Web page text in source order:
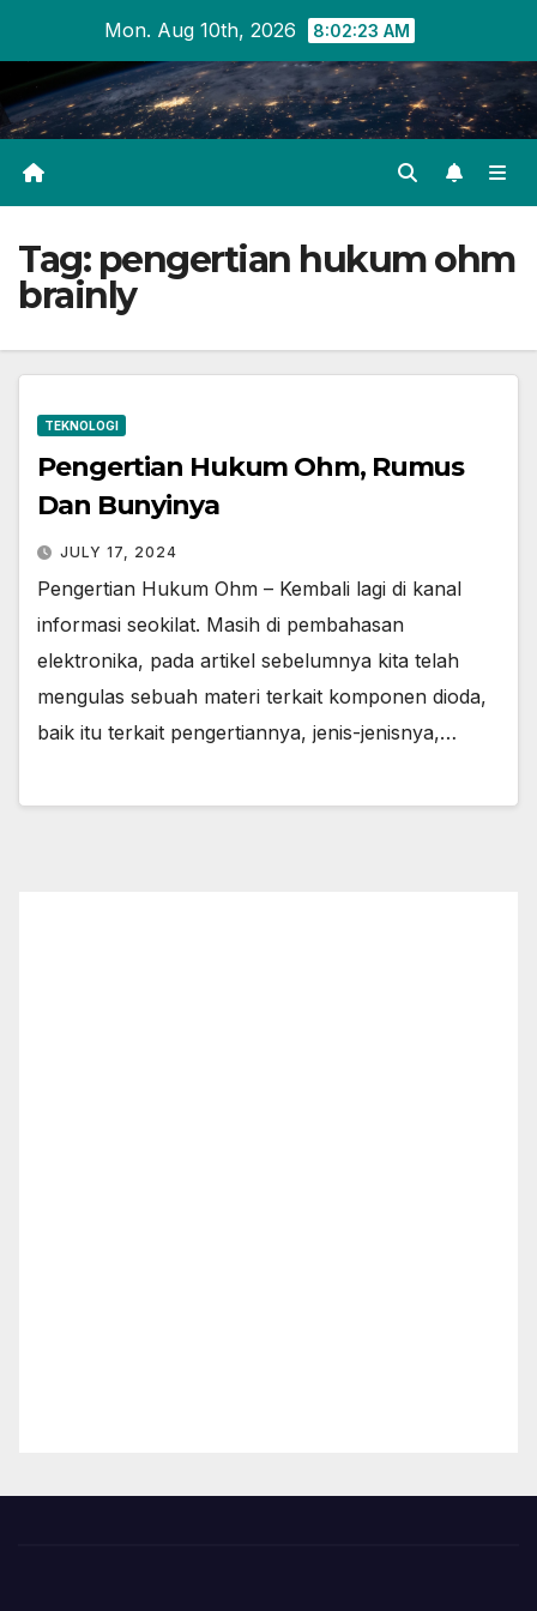
content
Mon. Aug 10th, 2026 8:02:23 AM
Tag: pengertian hukum ohm
brainly
TEKNOLOGI
Pengertian Hukum Ohm, Rumus
Dan Bunyinya
JULY 17, 2024
Pengertian Hukum Ohm – Kembali lagi di kanal
informasi seokilat. Masih di pembahasan
elektronika, pada artikel sebelumnya kita telah
mengulas sebuah materi terkait komponen dioda,
baik itu terkait pengertiannya, jenis-jenisnya,…